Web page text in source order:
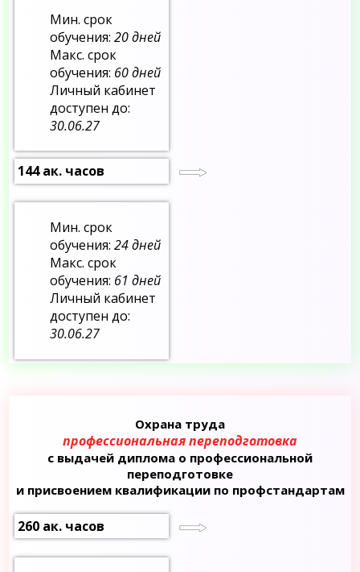
Мин. срок
обучения:20 дней
Макс. срок
обучения: 60 дней
Личный кабинет
доступен до:
30.06.27
144 ак. часов
Мин. срок
обучения:24 дней
Макс. срок
обучения: 61 дней
Личный кабинет
доступен до:
30.06.27
Охрана труда
профессиональная переподготовка
с выдачей диплома о профессиональной
переподготовке
и присвоением квалификации по профстандартам
260 ак. часов